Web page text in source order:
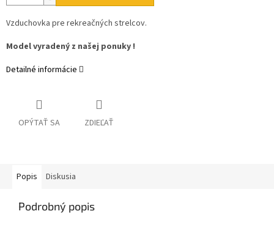
Vzduchovka pre rekreačných strelcov.
Model vyradený z našej ponuky !
Detailné informácie
OPÝTAŤ SA ZDIEĽAŤ
Popis Diskusia
Podrobný popis